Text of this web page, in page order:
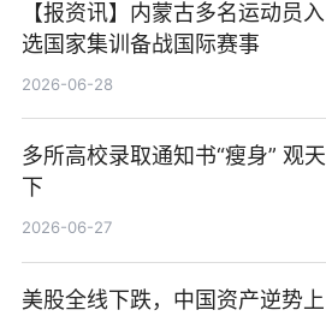
【报资讯】内蒙古多名运动员入
选国家集训备战国际赛事
2026-06-28
多所高校录取通知书“瘦身” 观天
下
2026-06-27
美股全线下跌，中国资产逆势上